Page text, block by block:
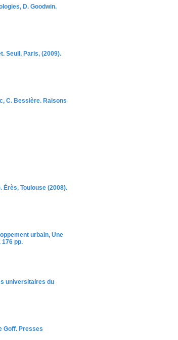
D. Goodwin.
Seuil, Paris, (2009).
C. Bessière. Raisons
Érès, Toulouse (2008).
urbain, Une
pp.
universitaires du
Goff. Presses